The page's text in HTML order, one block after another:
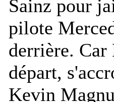
Sainz pour
pilote
derrière.
départ,
Kevin